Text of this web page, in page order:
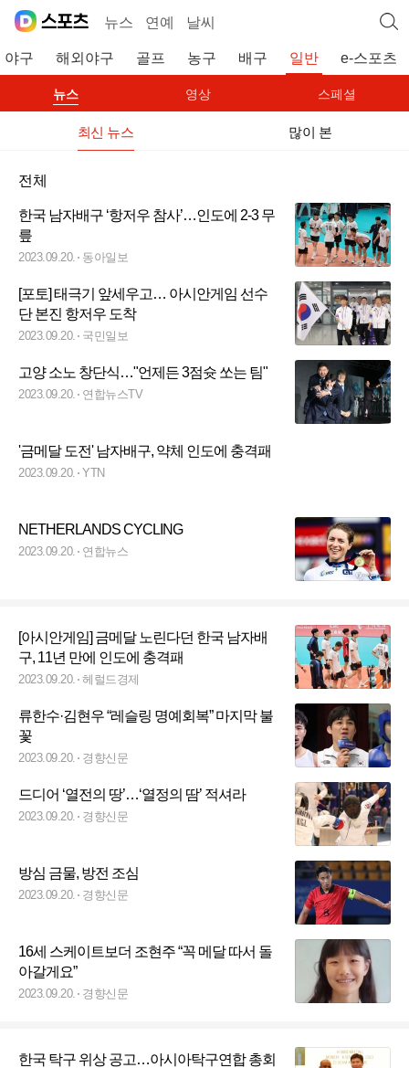
뉴스 연예 날씨
야구 해외야구 골프 농구 배구 일반 e-스포츠
뉴스 영상 스페셜
최신 뉴스 많이 본
전체
한국 남자배구 ‘항저우 참사’…인도에 2-3 무
릎
2023.09.20. 동아일보
[포토] 태극기 앞세우고… 아시안게임 선수
단 본진 항저우 도착
2023.09.20. 국민일보
고양 소노 창단식…"언제든 3점슛 쏘는 팀"
2023.09.20. 연합뉴스TV
'금메달 도전' 남자배구, 약체 인도에 충격패
2023.09.20. YTN
NETHERLANDS CYCLING
2023.09.20. 연합뉴스
[아시안게임] 금메달 노린다던 한국 남자배
구, 11년 만에 인도에 충격패
2023.09.20. 헤럴드경제
류한수·김현우 “레슬링 명예회복” 마지막 불
꽃
2023.09.20. 경향신문
드디어 ‘열전의 땅’…‘열정의 땀’ 적셔라
2023.09.20. 경향신문
방심 금물, 방전 조심
2023.09.20. 경향신문
16세 스케이트보더 조현주 “꼭 메달 따서 돌
아갈게요”
2023.09.20. 경향신문
한국 탁구 위상 공고…아시아탁구연합 총회